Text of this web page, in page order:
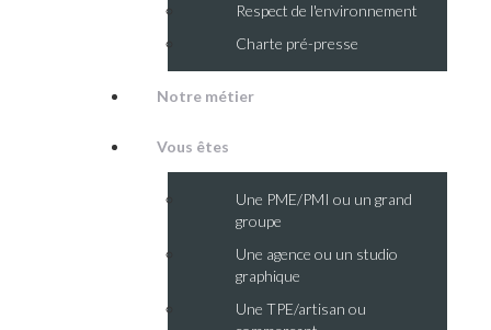
Respect de l'environnement
Charte pré-presse
Notre métier
Vous êtes
Une PME/PMI ou un grand
groupe
Une agence ou un studio
graphique
Une TPE/artisan ou